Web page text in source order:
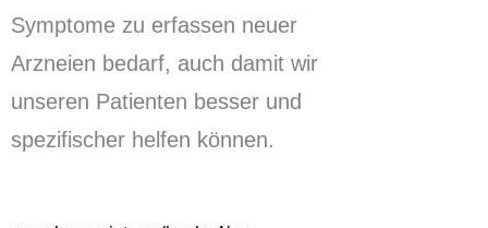
Symptome zu erfassen neuer
Arzneien bedarf, auch damit wir
unseren Patienten besser und
spezifischer helfen können.